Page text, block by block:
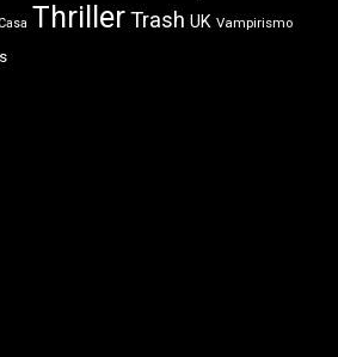
ThrillerTrash UK Vampirismo